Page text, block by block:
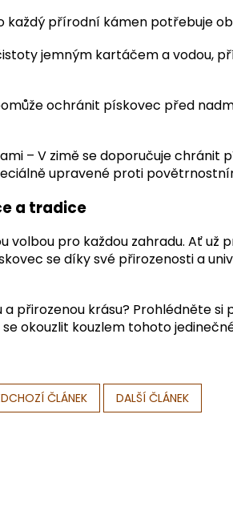
každý přírodní kámen potřebuje
jemným kartáčem a vodou,
ochránit pískovec před
– V zimě se doporučuje chránit
upravené proti
a tradice
volbou pro každou zahradu. Ať už
se díky své přirozenosti a
přirozenou krásu? Prohlédněte
okouzlit kouzlem tohoto
ČLÁNEK DALŠÍ ČLÁNEK